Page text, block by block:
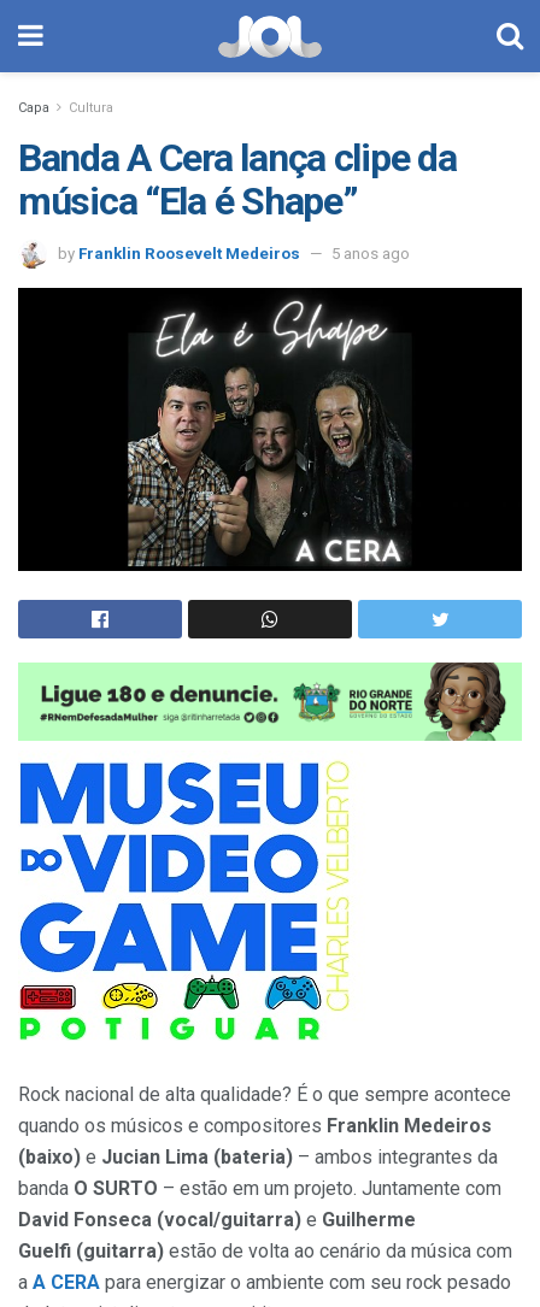
Capa Cultura
Banda A Cera lança clipe da
música “Ela é Shape”
by Franklin Roosevelt Medeiros 5 anos ago
Rock nacional de alta qualidade? É o que sempre acontece
quando os músicos e compositores Franklin Medeiros
(baixo) e Jucian Lima (bateria) – ambos integrantes da
banda O SURTO – estão em um projeto. Juntamente com
David Fonseca (vocal/guitarra) e Guilherme
Guelfi (guitarra) estão de volta ao cenário da música com
a A CERA para energizar o ambiente com seu rock pesado